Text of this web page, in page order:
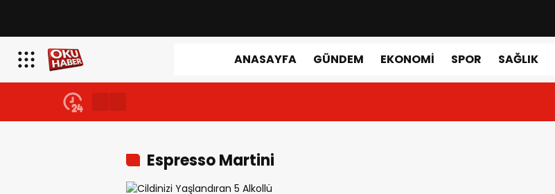
ANASAYFA GÜNDEM EKONOMI SPOR SAĞLIK
Espresso Martini